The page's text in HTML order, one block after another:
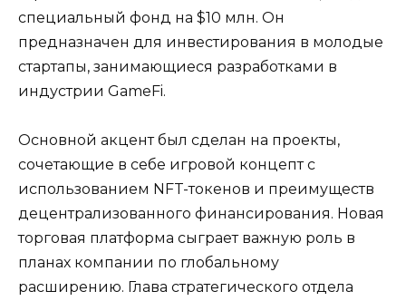
специальный фонд на $10 млн. Он
предназначен для инвестирования в молодые
стартапы, занимающиеся разработками в
индустрии GameFi.
Основной акцент был сделан на проекты,
сочетающие в себе игровой концепт с
использованием NFT-токенов и преимуществ
децентрализованного финансирования. Новая
торговая платформа сыграет важную роль в
планах компании по глобальному
расширению. Глава стратегического отдела